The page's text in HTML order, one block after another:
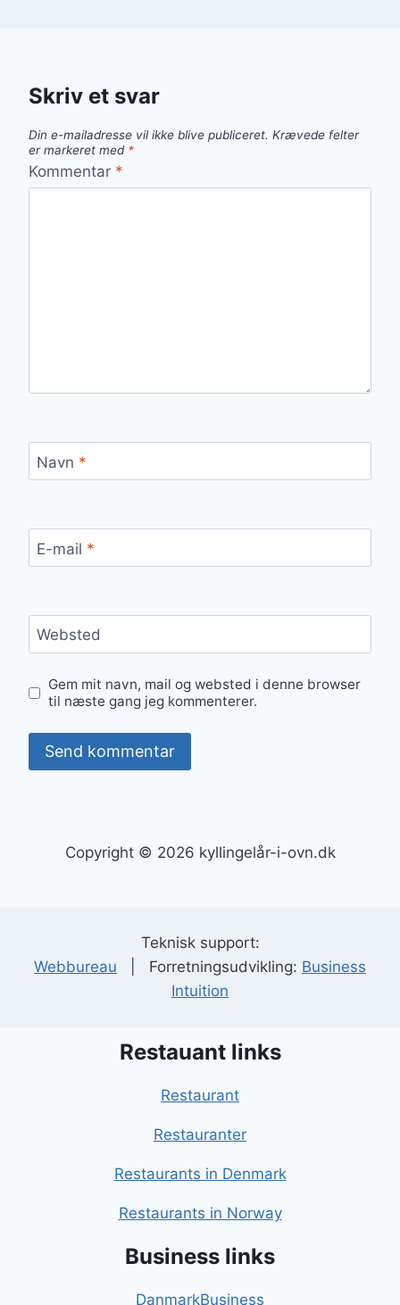
Skriv et svar
Din e-mailadresse vil ikke blive publiceret. Krævede felter
er markeret med *
Kommentar *
Navn *
E-mail *
Websted
Gem mit navn, mail og websted i denne browser
til næste gang jeg kommenterer.
Copyright © 2026 kyllingelår-i-ovn.dk
Teknisk support:
Webbureau | Forretningsudvikling: Business
Intuition
Restauant links
Restaurant
Restauranter
Restaurants in Denmark
Restaurants in Norway
Business links
DanmarkBusiness